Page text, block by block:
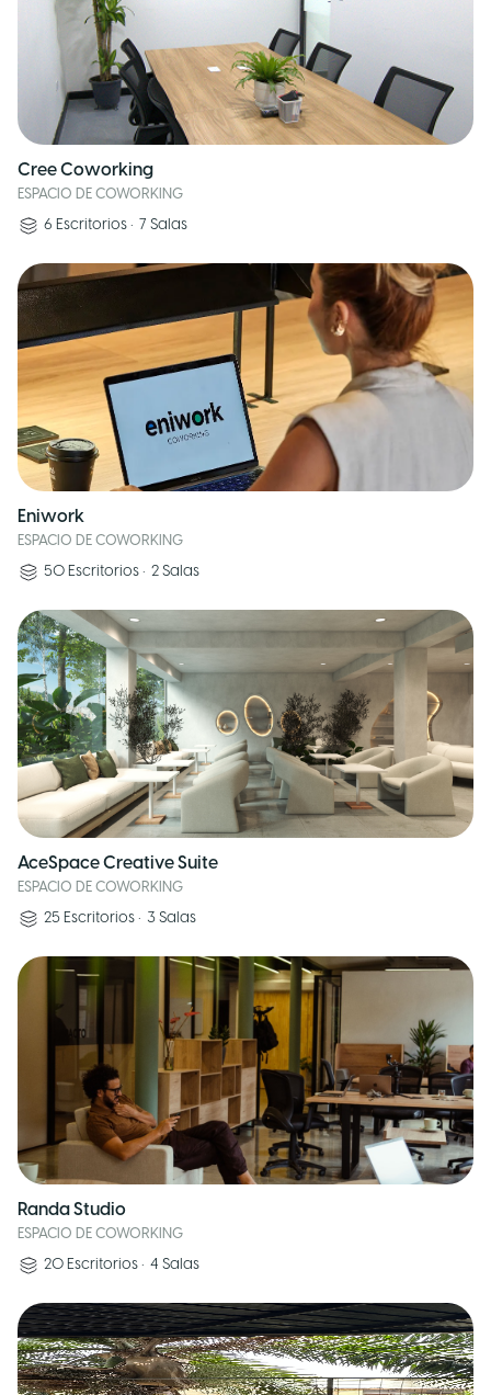
Cree Coworking
ESPACIO DE COWORKING
6 Escritorios • 7 Salas
Eniwork
ESPACIO DE COWORKING
50 Escritorios • 2 Salas
AceSpace Creative Suite
ESPACIO DE COWORKING
25 Escritorios • 3 Salas
Randa Studio
ESPACIO DE COWORKING
20 Escritorios • 4 Salas